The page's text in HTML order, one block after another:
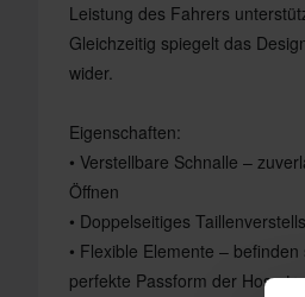
Leistung des Fahrers
Gleichzeitig spiegelt das
wider.
Eigenschaften:
• Verstellbare Schnalle –
Öffnen
• Doppelseitiges
• Flexible Elemente –
perfekte Passform der Hose